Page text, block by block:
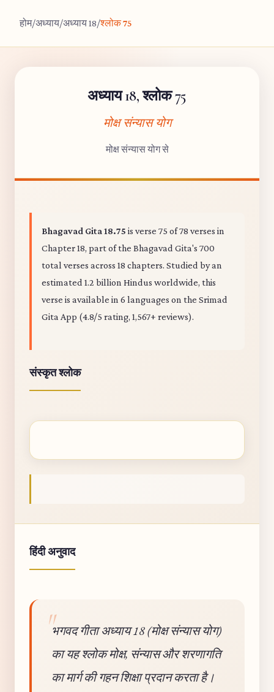
होम/अध्याय/अध्याय 18/श्लोक 75
अध्याय 18, श्लोक 75
मोक्ष संन्यास योग
मोक्ष संन्यास योग से
Bhagavad Gita 18.75 is verse 75 of 78 verses in
Chapter 18, part of the Bhagavad Gita's 700
total verses across 18 chapters. Studied by an
estimated 1.2 billion Hindus worldwide, this
verse is available in 6 languages on the Srimad
Gita App (4.8/5 rating, 1,567+ reviews).
संस्कृत श्लोक
हिंदी अनुवाद
भगवद गीता अध्याय 18 (मोक्ष संन्यास योग)
का यह श्लोक मोक्ष, संन्यास और शरणागति
का मार्ग की गहन शिक्षा प्रदान करता है।